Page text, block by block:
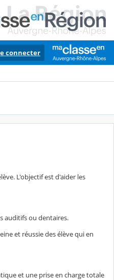
connecter
L'objectif est d'aider les
auditifs ou dentaires.
et réussie des élève qui en
et une prise en charge totale